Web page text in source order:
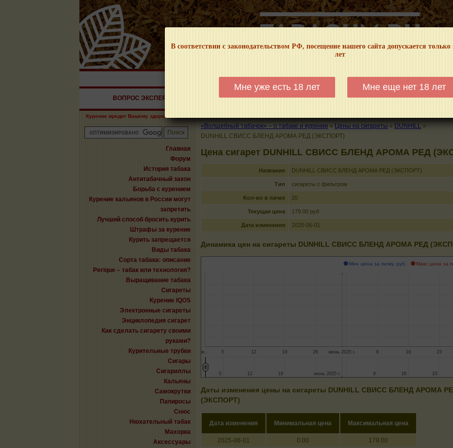
В соответствии с законодательством РФ, посещение нашего сайта допускается
лет
Мне уже есть 18 лет Мне еще нет 18 лет
НАШ ПОРТАЛ – ИНФОРМАЦИОННЫЙ! МЫ НЕ ЗАНИМАЕМСЯ ПРОДАЖЕЙ И РЕКЛАМОЙ
ВОПРОС ЭКСПЕРТУ КАЛЬЯНЫ ТРУБКИ ГДЕ КУПИТЬ ГДЕ ПОКУРИТЬ КУРЕНИЕ И
Курение вредит Вашему здоровью!
Главная
Форум
История табака
Антитабачный закон
Борьба с курением
Курение кальянов в России могут
запретить
Лучший способ бросить курить
Штрафы за курение
Курить запрещается
Виды табака
Сорта табака: описание
Perique – табак или технология?
Выращивание табака
Сигареты
Курение IQOS
Электронные сигареты
Энциклопедия сигарет
Как сделать сигарету своими
руками?
Курительные трубки
Сигары
Сигариллы
Кальяны
Самокрутки
Папиросы
Снюс
Нюхательный табак
Махорка
Аксессуары
«Волшебный табачок» – о табаке и курении » Цены на сигареты » DUNHILL »
DUNHILL СВИСС БЛЕНД АРОМА РЕД (ЭКСПОРТ)
Цена сигарет DUNHILL СВИСС БЛЕНД АРОМА РЕД
Название DUNHILL СВИСС БЛЕНД АРОМА РЕД (ЭКСПОРТ)
Тип сигареты с фильтром
Кол-во в пачке 20
Текущая цена 179.00 руб
Дата изменения 2025-06-01
Динамика цен на сигареты DUNHILL СВИСС БЛЕНД АРОМА РЕД
Мин цена за пачку, руб. Макс цена за
м… июнь 2025 г.
5 12 19 26 9 16 23
июнь 2025 г.
июнь 2025 г.
5
5 12
12 19
19 9
9 16
16 23
23
Даты изменения цены на сигареты DUNHILL СВИСС БЛЕНД АРОМА
(ЭКСПОРТ)
Дата изменения Минимальная цена Максимальная цена
2025-06-01 0.00 179.00